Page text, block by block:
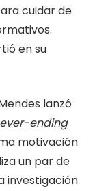
cuidar de
en su
lanzó
ending
motivación
un par de
investigación